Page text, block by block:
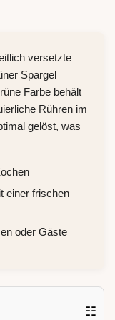
versetzte
Spargel
Farbe behält
Rühren im
gelöst, was
einer frischen
oder Gäste
☷